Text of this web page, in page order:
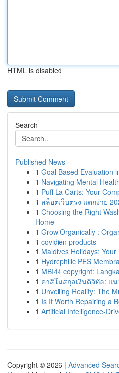
HTML is disabled
Search
Published News
1 Goal-Based Evaluation
1 Navigating Mental
1 Puff La Carts: Your
1 สล็อตเว็บตรง แตกง่าย
1 Choosing the Right
Home
1 Grow Organically :
1 covidien products
1 Maldives Holidays:
1 Hydrophilic PES
1 MBI44 copyright:
1 คาสิโนสกุลเงินดิจิทัล: แ
1 Unveiling Reality: The
1 Is It Worth Repairing a
1 Artificial Intelligence-
Copyright © 2026 | Advanced